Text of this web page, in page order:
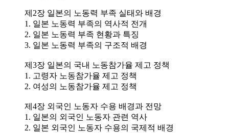
제2장 일본의 노동력 부족 실태와 배경
1. 일본 노동력 부족의 역사적 전개
2. 일본 노동력 부족 현황과 특징
3. 일본 노동력 부족의 구조적 배경
제3장 일본의 국내 노동참가율 제고 정책
1. 고령자 노동참가율 제고 정책
2. 여성의 노동참가율 제고 정책
제4장 외국인 노동자 수용 배경과 전망
1. 일본의 외국인 노동자 관련 역사
2. 일본 외국인 노동자 수용의 국제적 배경